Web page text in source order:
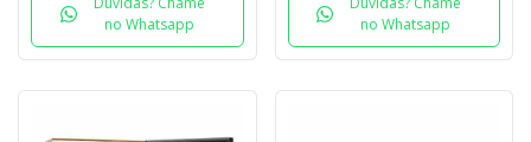
no Whatsapp
no Whatsapp